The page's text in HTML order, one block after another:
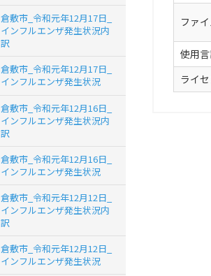
ファ
使用
ライ
倉敷市_令和元年12月17日_
インフルエンザ発生状況内
訳
倉敷市_令和元年12月17日_
インフルエンザ発生状況
倉敷市_令和元年12月16日_
インフルエンザ発生状況内
訳
倉敷市_令和元年12月16日_
インフルエンザ発生状況
倉敷市_令和元年12月12日_
インフルエンザ発生状況内
訳
倉敷市_令和元年12月12日_
インフルエンザ発生状況